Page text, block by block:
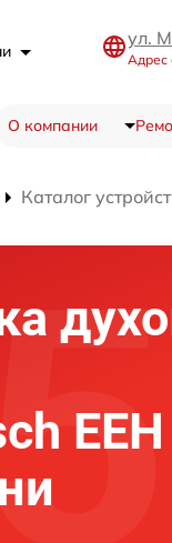
ул.
Адрес
О компании
Каталог